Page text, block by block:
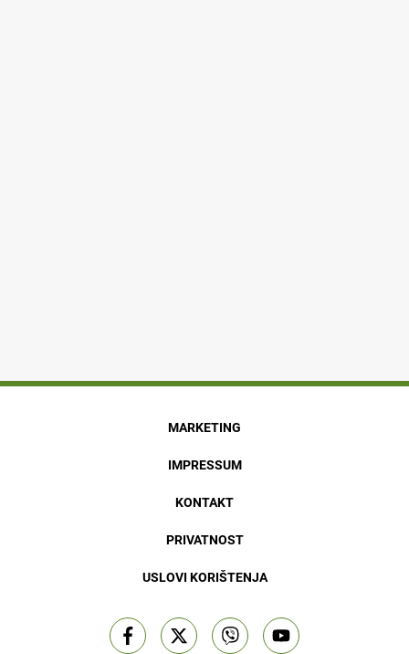
MARKETING
IMPRESSUM
KONTAKT
PRIVATNOST
USLOVI KORIŠTENJA